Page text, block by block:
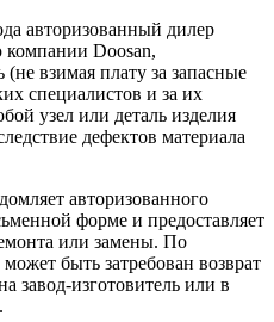
авторизованный дилер
компании Doosan,
взимая плату за запасные
специалистов и за их
узел или деталь изделия
дефектов материала
авторизованного
форме и предоставляет
или замены. По
быть затребован возврат
завод-изготовитель или в